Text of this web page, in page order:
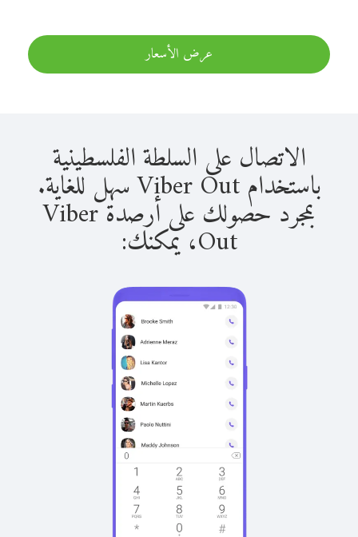
عرض الأسعار
الاتصال على السلطة الفلسطينية
باستخدام Viber Out سهل للغاية.
بمجرد حصولك على أرصدة Viber
Out، يمكنك: